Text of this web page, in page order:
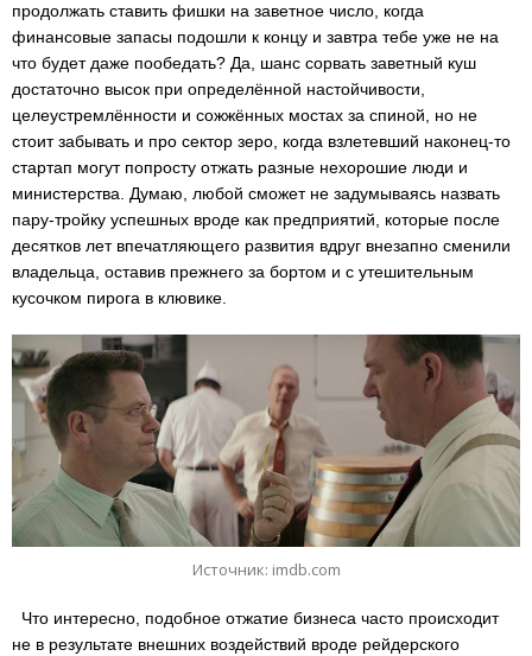
продолжать ставить фишки на заветное число, когда
финансовые запасы подошли к концу и завтра тебе уже не на
что будет даже пообедать? Да, шанс сорвать заветный куш
достаточно высок при определённой настойчивости,
целеустремлённости и сожжённых мостах за спиной, но не
стоит забывать и про сектор зеро, когда взлетевший наконец-то
стартап могут попросту отжать разные нехорошие люди и
министерства. Думаю, любой сможет не задумываясь назвать
пару-тройку успешных вроде как предприятий, которые после
десятков лет впечатляющего развития вдруг внезапно сменили
владельца, оставив прежнего за бортом и с утешительным
кусочком пирога в клювике.
Источник: imdb.com
Что интересно, подобное отжатие бизнеса часто происходит
не в результате внешних воздействий вроде рейдерского